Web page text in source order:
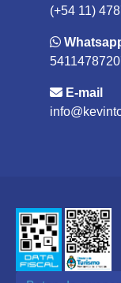
(+54 11)
E-mail